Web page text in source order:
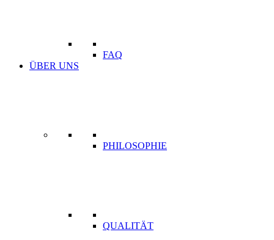
FAQ
ÜBER UNS
PHILOSOPHIE
QUALITÄT